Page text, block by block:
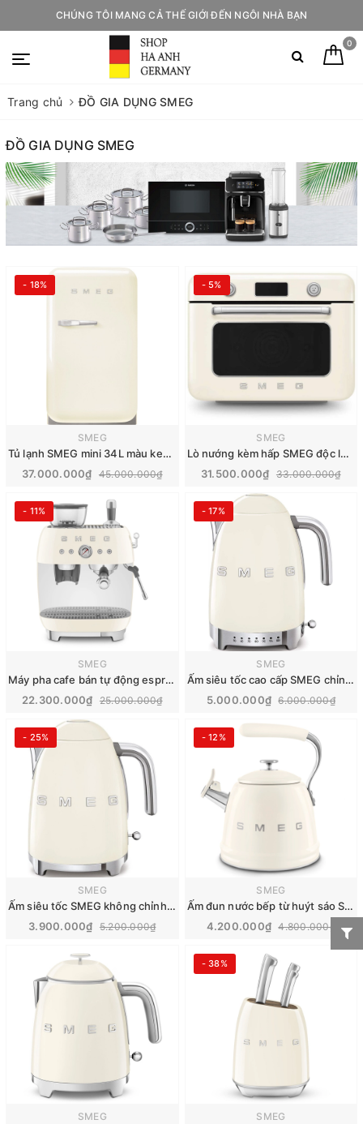
CHÚNG TÔI MANG CẢ THẾ GIỚI ĐẾN NGÔI NHÀ BẠN
0
Trang chủ ĐỒ GIA DỤNG SMEG
ĐỒ GIA DỤNG SMEG
- 18%
SMEG
Tủ lạnh SMEG mini 34L màu kem | FAB5RCR6
37.000.000₫ 45.000.000₫
- 5%
SMEG
Lò nướng kèm hấp SMEG độc lập | COF01
31.500.000₫ 33.000.000₫
- 11%
SMEG
Máy pha cafe bán tự động espresso SMEG | EGF03
22.300.000₫ 25.000.000₫
- 17%
SMEG
Ấm siêu tốc cao cấp SMEG chỉnh nhiệt | KLF04
5.000.000₫ 6.000.000₫
- 25%
SMEG
Ấm siêu tốc SMEG không chỉnh nhiệt 1.7L | KLF03
3.900.000₫ 5.200.000₫
- 12%
SMEG
Ấm đun nước bếp từ huýt sáo Smeg | WKF01CR
4.200.000₫ 4.800.000₫
SMEG
- 38%
SMEG